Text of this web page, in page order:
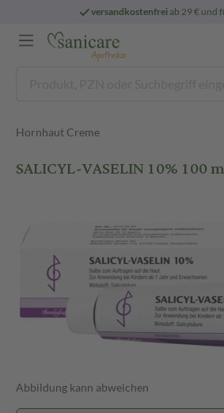
versandkostenfreiab 29 € und
Hornhaut Creme
SALICYL-VASELIN 10% 100
Abbildung kann abweichen